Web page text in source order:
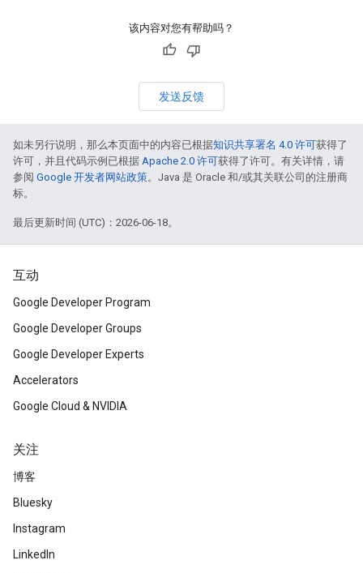
该内容对您有帮助吗？
发送反馈
如未另行说明，那么本页面中的内容已根据知识共享署名 4.0 许可获得了
许可，并且代码示例已根据 Apache 2.0 许可获得了许可。有关详情，请
参阅 Google 开发者网站政策。Java 是 Oracle 和/或其关联公司的注册商
标。
最后更新时间 (UTC)：2026-06-18。
互动
Google Developer Program
Google Developer Groups
Google Developer Experts
Accelerators
Google Cloud & NVIDIA
关注
博客
Bluesky
Instagram
LinkedIn